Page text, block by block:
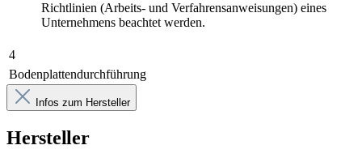
Richtlinien (Arbeits- und Verfahrensanweisungen) eines
Unternehmens beachtet werden.
4
Bodenplattendurchführung
Infos zum Hersteller
Hersteller